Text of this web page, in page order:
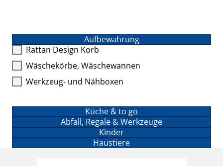
Aufbewahrung
Haushaltsartikel Aufbewahrung
Rattan Design Korb
Wäschekörbe, Wäschewannen
Werkzeug- und Nähboxen
Küche & to go
Abfall, Regale & Werkzeuge
Kinder
Haustiere